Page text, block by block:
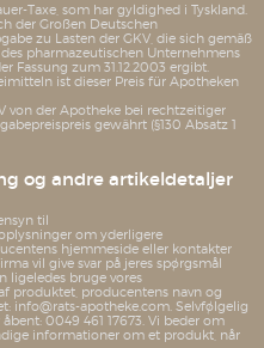
Taxe, som har gyldighed i Tyskland.
der Großen Deutschen
zu Lasten der GKV, die sich gemäß
des pharmazeutischen Unternehmens
Fassung zum 31.12.2003 ergibt.
ist dieser Preis für Apotheken
von der Apotheke bei rechtzeitiger
gewährt (§130 Absatz 1
og andre artikeldetaljer
til
om yderligere
hjemmeside eller kontakter
vil give svar på jeres spørgsmål
ligeledes bruge vores
produktet, producentens navn og
info@rats-apotheke.com. Selvfølgelig
0049 461 17673. Vi beder om
informationer om et produkt, når